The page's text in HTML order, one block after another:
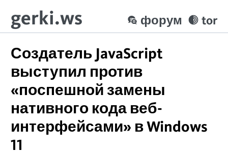
gerki.ws tor
форум
Создатель JavaScript
выступил против
«поспешной замены
нативного кода веб-
интерфейсами» в Windows
11